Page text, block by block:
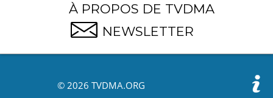
À PROPOS DE TVDMA
NEWSLETTER
© 2026 TVDMA.ORG